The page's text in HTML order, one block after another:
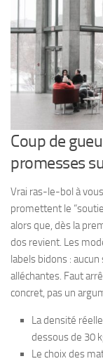
Coup de
promesses
Vrai ras-le-bol à
promettent le
alors que, dès la
dos revient. Les
labels bidons :
alléchantes. Faut
concret, pas un
La densité
dessous de 30
Le choix des